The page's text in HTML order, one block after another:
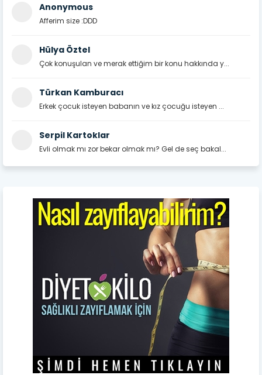
Anonymous
Afferim size :DDD
Hülya Öztel
Çok konuşulan ve merak ettiğim bir konu hakkında y...
Türkan Kamburacı
Erkek çocuk isteyen babanın ve kız çocuğu isteyen ...
Serpil Kartoklar
Evli olmak mı zor bekar olmak mı? Gel de seç bakal...